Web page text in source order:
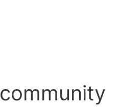
community